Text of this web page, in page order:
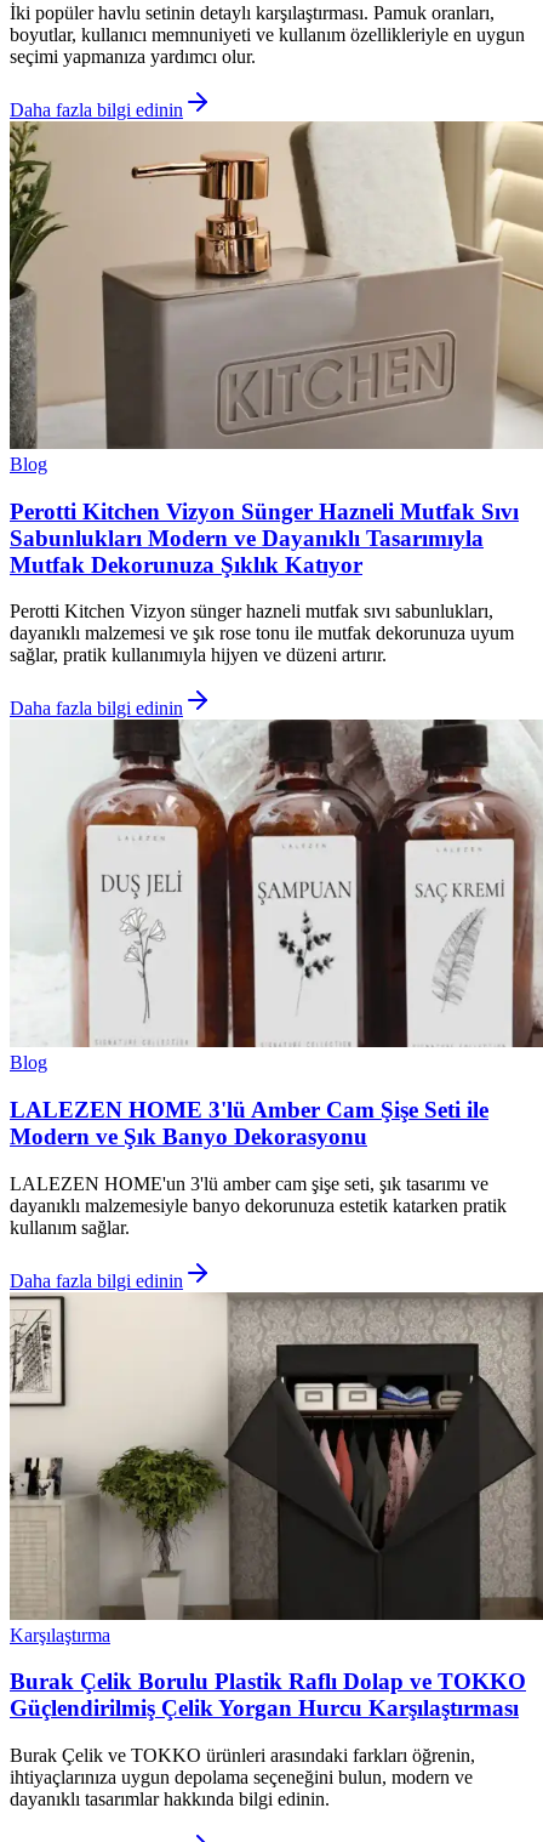
İki popüler havlu setinin detaylı karşılaştırması. Pamuk oranları,
boyutlar, kullanıcı memnuniyeti ve kullanım özellikleriyle en uygun
seçimi yapmanıza yardımcı olur.
Daha fazla bilgi edinin
Blog
Perotti Kitchen Vizyon Sünger Hazneli Mutfak Sıvı
Sabunlukları Modern ve Dayanıklı Tasarımıyla
Mutfak Dekorunuza Şıklık Katıyor
Perotti Kitchen Vizyon sünger hazneli mutfak sıvı sabunlukları,
dayanıklı malzemesi ve şık rose tonu ile mutfak dekorunuza uyum
sağlar, pratik kullanımıyla hijyen ve düzeni artırır.
Daha fazla bilgi edinin
Blog
LALEZEN HOME 3'lü Amber Cam Şişe Seti ile
Modern ve Şık Banyo Dekorasyonu
LALEZEN HOME'un 3'lü amber cam şişe seti, şık tasarımı ve
dayanıklı malzemesiyle banyo dekorunuza estetik katarken pratik
kullanım sağlar.
Daha fazla bilgi edinin
Karşılaştırma
Burak Çelik Borulu Plastik Raflı Dolap ve TOKKO
Güçlendirilmiş Çelik Yorgan Hurcu Karşılaştırması
Burak Çelik ve TOKKO ürünleri arasındaki farkları öğrenin,
ihtiyaçlarınıza uygun depolama seçeneğini bulun, modern ve
dayanıklı tasarımlar hakkında bilgi edinin.